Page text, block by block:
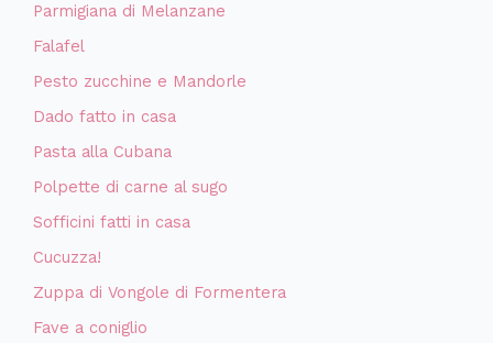
Parmigiana di Melanzane
Falafel
Pesto zucchine e Mandorle
Dado fatto in casa
Pasta alla Cubana
Polpette di carne al sugo
Sofficini fatti in casa
Cucuzza!
Zuppa di Vongole di Formentera
Fave a coniglio